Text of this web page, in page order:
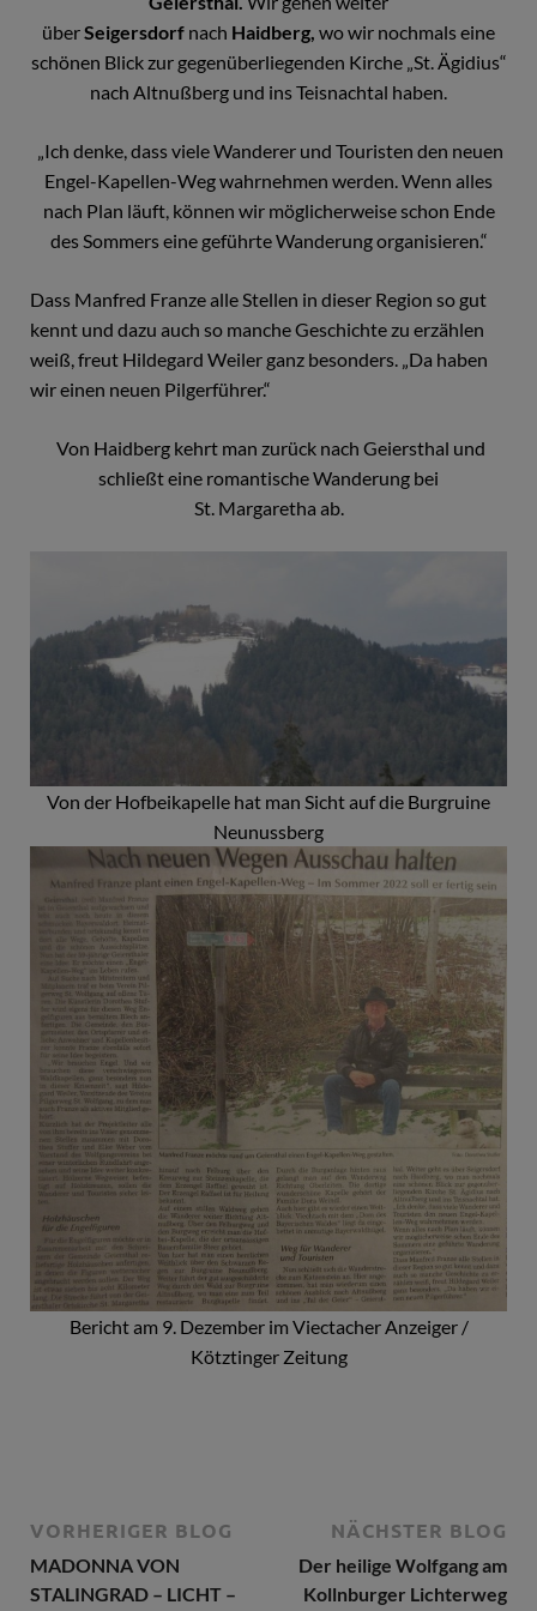
überSeigersdorf nach Haidberg, wo wir nochmals eine
schönen Blick zur gegenüberliegenden Kirche „St. Ägidius“
nach Altnußberg und ins Teisnachtal haben.
„Ich denke, dass viele Wanderer und Touristen den neuen
Engel-Kapellen-Weg wahrnehmen werden. Wenn alles
nach Plan läuft, können wir möglicherweise schon Ende
des Sommers eine geführte Wanderung organisieren.“
Dass Manfred Franze alle Stellen in dieser Region so gut
kennt und dazu auch so manche Geschichte zu erzählen
weiß, freut Hildegard Weiler ganz besonders. „Da haben
wir einen neuen Pilgerführer.“
Von Haidberg kehrt man zurück nach Geiersthal und
schließt eine romantische Wanderung bei
St. Margaretha ab.
Von der Hofbeikapelle hat man Sicht auf die Burgruine
Neunussberg
Bericht am 9. Dezember im Viectacher Anzeiger /
Kötztinger Zeitung
VORHERIGER BLOG
MADONNA VON
STALINGRAD – LICHT –
NÄCHSTER BLOG
Der heilige Wolfgang am
Kollnburger Lichterweg